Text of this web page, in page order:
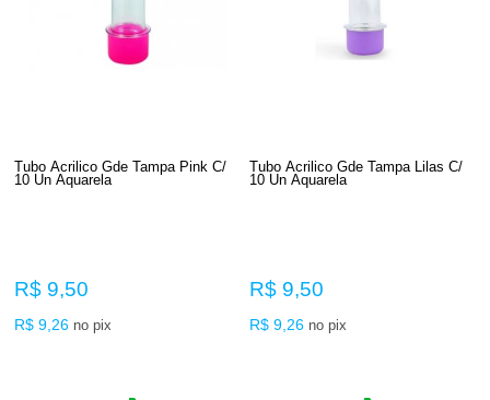
Tubo Acrilico Gde Tampa Pink C/
10 Un Aquarela
R$ 9,50
R$ 9,26 no pix
Tubo Acrilico Gde Tampa Lilas C/
10 Un Aquarela
R$ 9,50
R$ 9,26 no pix